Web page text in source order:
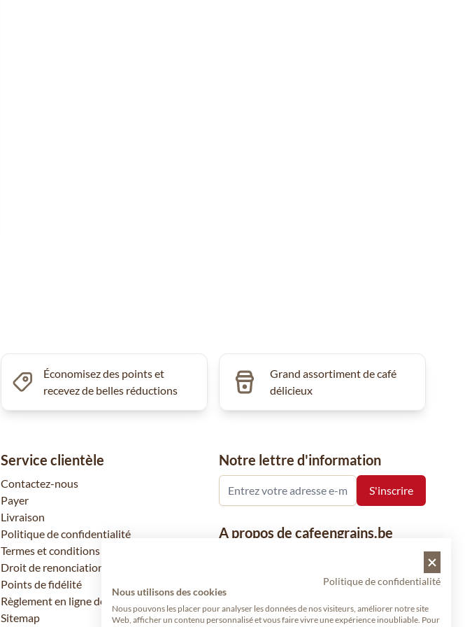
Économisez des points et
recevez de belles réductions
Grand assortiment de café
délicieux
Service clientèle
Contactez-nous
Payer
Livraison
Politique de confidentialité
Termes et conditions
Droit de renonciation
Points de fidélité
Règlement en ligne des litiges
Sitemap
Notre lettre d'information
A propos de cafeengrains.be
produits à base de café, de renommée
nationale et internationale, tels que le café,
les grains de café, le café moulu et les
Politique de confidentialité
Nous utilisons des cookies
Nous pouvons les placer pour analyser les données de nos visiteurs, améliorer notre site
Web, afficher un contenu personnalisé et vous faire vivre une expérience inoubliable. Pour